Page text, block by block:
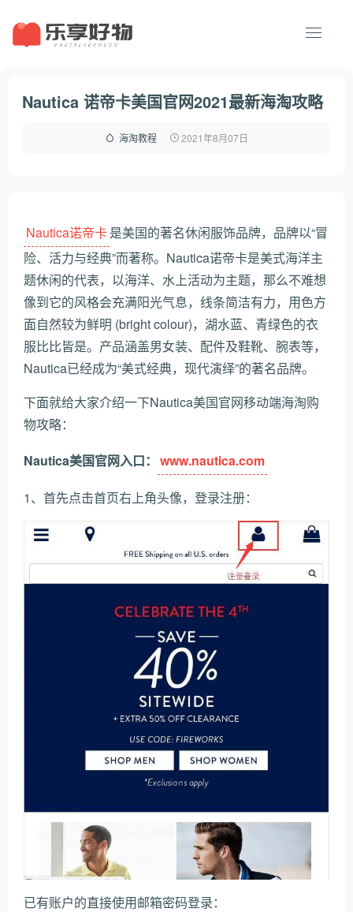
Nautica 诺帝卡美国官网2021最新海淘攻略
海淘教程 2021年8月07日
Nautica诺帝卡是美国的著名休闲服饰品牌，品牌以“冒
险、活力与经典”而著称。Nautica诺帝卡是美式海洋主
题休闲的代表，以海洋、水上活动为主题，那么不难想
像到它的风格会充满阳光气息，线条简洁有力，用色方
面自然较为鲜明 (bright colour)，湖水蓝、青绿色的衣
服比比皆是。产品涵盖男女装、配件及鞋靴、腕表等，
Nautica已经成为“美式经典，现代演绎”的著名品牌。
下面就给大家介绍一下Nautica美国官网移动端海淘购
物攻略：
Nautica美国官网入口： www.nautica.com
1、首先点击首页右上角头像，登录注册：
已有账户的直接使用邮箱密码登录：